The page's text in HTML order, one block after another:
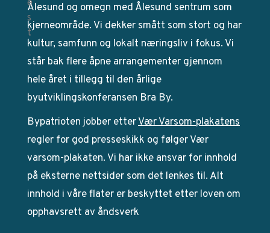
Ålesund og omegn med Ålesund sentrum som
kjerneområde. Vi dekker smått som stort og har
kultur, samfunn og lokalt næringsliv i fokus. Vi
står bak flere åpne arrangementer gjennom
hele året i tillegg til den årlige
byutviklingskonferansen Bra By.
Bypatrioten jobber etterVær Varsom-plakatens
regler for god presseskikk og følger Vær
varsom-plakaten. Vi har ikke ansvar for innhold
på eksterne nettsider som det lenkes til. Alt
innhold i våre flater er beskyttet etter loven om
opphavsrett av åndsverk